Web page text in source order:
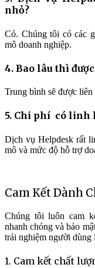
nhỏ?
Có. Chúng tôi có các
mô doanh nghiệp.
4. Bao lâu thì
Trung bình sẽ được liên
5. Chi phí có linh
Dịch vụ Helpdesk rất
mô và mức độ hỗ trợ
Cam Kết Dành
Chúng tôi luôn cam
nhanh chóng và bảo
trải nghiệm người dùng
1. Cam kết chất